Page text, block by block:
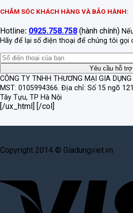
CHĂM SÓC KHÁCH HÀNG VÀ BẢO HÀNH:
Hotline: 0925.758.758 (hành chính)
Hãy để lại số điện thoại để chúng tôi gọi
CÔNG TY TNHH THƯƠNG MẠI GIA DỤNG
MST: 0105994366. Địa chỉ: Số 15 ngõ
Tây Tựu, TP Hà Nội
[/ux_html] [/col]
Copyright 2014 © Giadungviet.vn